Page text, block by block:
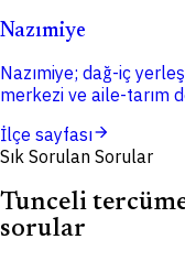
Nazımiye
Nazımiye; dağ-iç
merkezi ve aile-tarım
İlçe sayfasıarrow_forward
Sık Sorulan Sorular
Tunceli
sorular